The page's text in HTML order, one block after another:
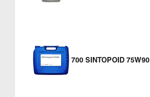
700 SINTOPOID 75W90